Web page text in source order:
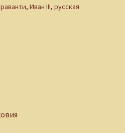
, Иван III, русская